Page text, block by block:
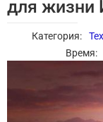
для жизни
Категория:
Время: